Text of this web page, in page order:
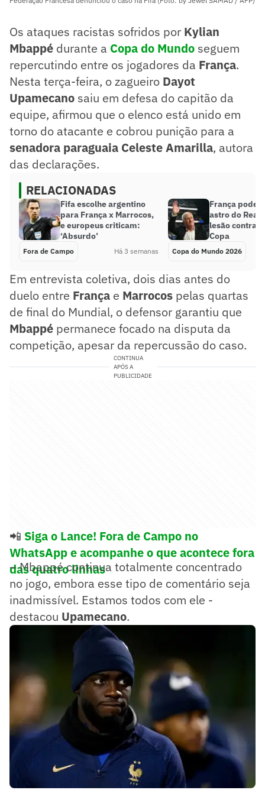
Os ataques racistas sofridos por Kylian
Mbappé durante a Copa do Mundo seguem
repercutindo entre os jogadores da França.
Nesta terça-feira, o zagueiro Dayot
Upamecano saiu em defesa do capitão da
equipe, afirmou que o elenco está unido em
torno do atacante e cobrou punição para a
senadora paraguaia Celeste Amarilla, autora
das declarações.
RELACIONADAS
Fifa escolhe argentino
para França x Marrocos,
e europeus criticam:
‘Absurdo’
Fora de Campo Há 3 semanas
França pode
astro do Real
lesão contra
Copa
Copa do Mundo 2026
Em entrevista coletiva, dois dias antes do
duelo entre França e Marrocos pelas quartas
de final do Mundial, o defensor garantiu que
Mbappé permanece focado na disputa da
competição, apesar da repercussão do caso.
CONTINUA
APÓS A
PUBLICIDADE
📲 Siga o Lance! Fora de Campo no
WhatsApp e acompanhe o que acontece fora
das quatro linhas
– Mbappé continua totalmente concentrado
no jogo, embora esse tipo de comentário seja
inadmissível. Estamos todos com ele -
destacou Upamecano.